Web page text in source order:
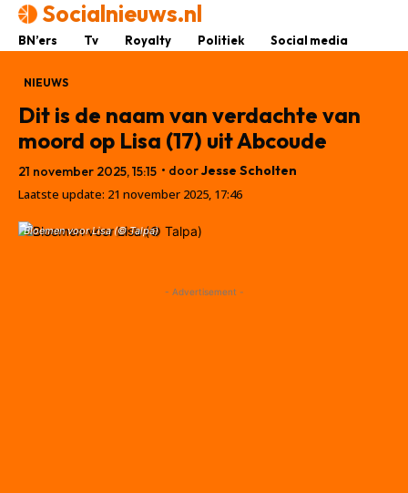
Socialnieuws.nl
BN’ers Tv Royalty Politiek Social media
NIEUWS
Dit is de naam van verdachte van
moord op Lisa (17) uit Abcoude
21 november 2025, 15:15 • doorJesse Scholten
Laatste update: 21 november 2025, 17:46
Bloemen voor Lisa (© Talpa)
- Advertisement -